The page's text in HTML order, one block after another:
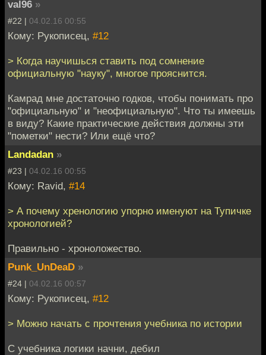
val96 »
#22 | 04.02.16 00:55
Кому: Рукописец, #12
> Когда научишься ставить под сомнение
официальную "науку", многое прояснится.
Камрад мне достаточно годков, чтобы понимать про
"официальную" и "неофициальную". Что ты имеешь
в виду? Какие практические действия должны эти
"пометки" нести? Или ещё что?
Landadan »
#23 | 04.02.16 00:55
Кому: Ravid, #14
> А почему хренологию упорно именуют на Тупичке
хронологией?
Правильно - хроноложество.
Punk_UnDeaD »
#24 | 04.02.16 00:57
Кому: Рукописец, #12
> Можно начать с прочтения учебника по истории
С учебника логики начни, дебил